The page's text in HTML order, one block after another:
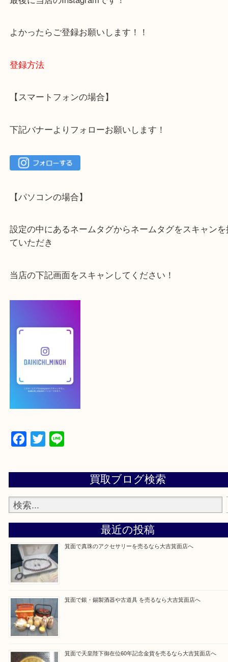
ご不安な方は一度ご参考までに！
一点を丁寧に査定いたします！
最後に当店のInstagramです！
【スマートフォンの場合】
下記バナーよりフォローお願いします！
【パソコンの場合】
設定の中にあるネームタグからネームタグをスキャ
ていただき